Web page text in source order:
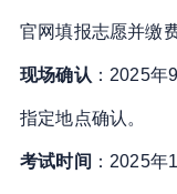
官网填报志愿并缴
现场确认 ：2025
指定地点确认 。
考试时间 ：2025年